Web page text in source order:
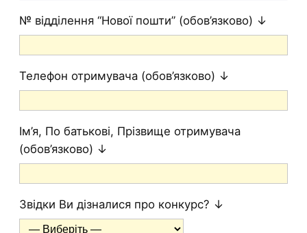
№ відділення “Нової пошти” (обов’язково) ↓
Телефон отримувача (обов’язково) ↓
Ім’я, По батькові, Прізвище отримувача
(обов’язково) ↓
Звідки Ви дізналися про конкурс? ↓